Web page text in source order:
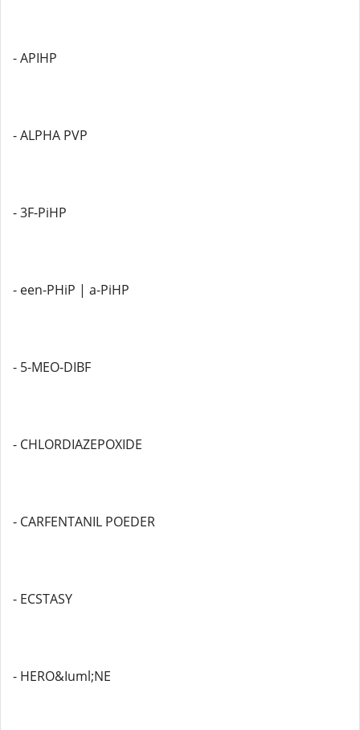
- APIHP
- ALPHA PVP
- 3F-PiHP
- een-PHiP | a-PiHP
- 5-MEO-DIBF
- CHLORDIAZEPOXIDE
- CARFENTANIL POEDER
- ECSTASY
- HERO&Iuml;NE